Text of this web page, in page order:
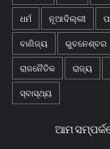
ଧର୍ମ ନୂଆଦିଲ୍ଲୀ
ବାଣିଜ୍ୟ ଭୁବନେଶ୍ବର
ରାଜନୈତିକ ରାଜ୍ୟ
ସ୍ବାସ୍ଥ୍ୟ
ଆମ